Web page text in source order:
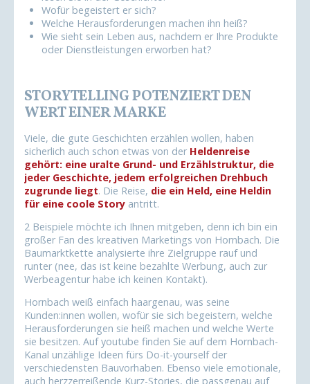
Wofür begeistert er sich?
Welche Herausforderungen machen ihn heiß?
Wie sieht sein Leben aus, nachdem er Ihre Produkte
oder Dienstleistungen erworben hat?
STORYTELLING POTENZIERT DEN
WERT EINER MARKE
Viele, die gute Geschichten erzählen wollen, haben
sicherlich auch schon etwas von der Heldenreise
gehört: eine uralte Grund- und Erzählstruktur, die
jeder Geschichte, jedem erfolgreichen Drehbuch
zugrunde liegt. Die Reise, die ein Held, eine Heldin
für eine coole Story antritt.
2 Beispiele möchte ich Ihnen mitgeben, denn ich bin ein
großer Fan des kreativen Marketings von Hornbach. Die
Baumarktkette analysierte ihre Zielgruppe rauf und
runter (nee, das ist keine bezahlte Werbung, auch zur
Werbeagentur habe ich keinen Kontakt).
Hornbach weiß einfach haargenau, was seine
Kunden:innen wollen, wofür sie sich begeistern, welche
Herausforderungen sie heiß machen und welche Werte
sie besitzen. Auf youtube finden Sie auf dem Hornbach-
Kanal unzählige Ideen fürs Do-it-yourself der
verschiedensten Bauvorhaben. Ebenso viele emotionale,
auch herzzerreißende Kurz-Stories, die passgenau auf